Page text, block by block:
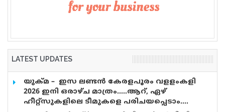
LATEST UPDATES
യുക്മ – ഇസ ലണ്ടൻ കേരളപൂരം വളളംകളി
2026 ഇനി ഒരാഴ്ച മാത്രം…..ആറ്, ഏഴ്
ഹീറ്റ്സുകളിലെ ടീമുകളെ പരിചയപ്പെടാം….